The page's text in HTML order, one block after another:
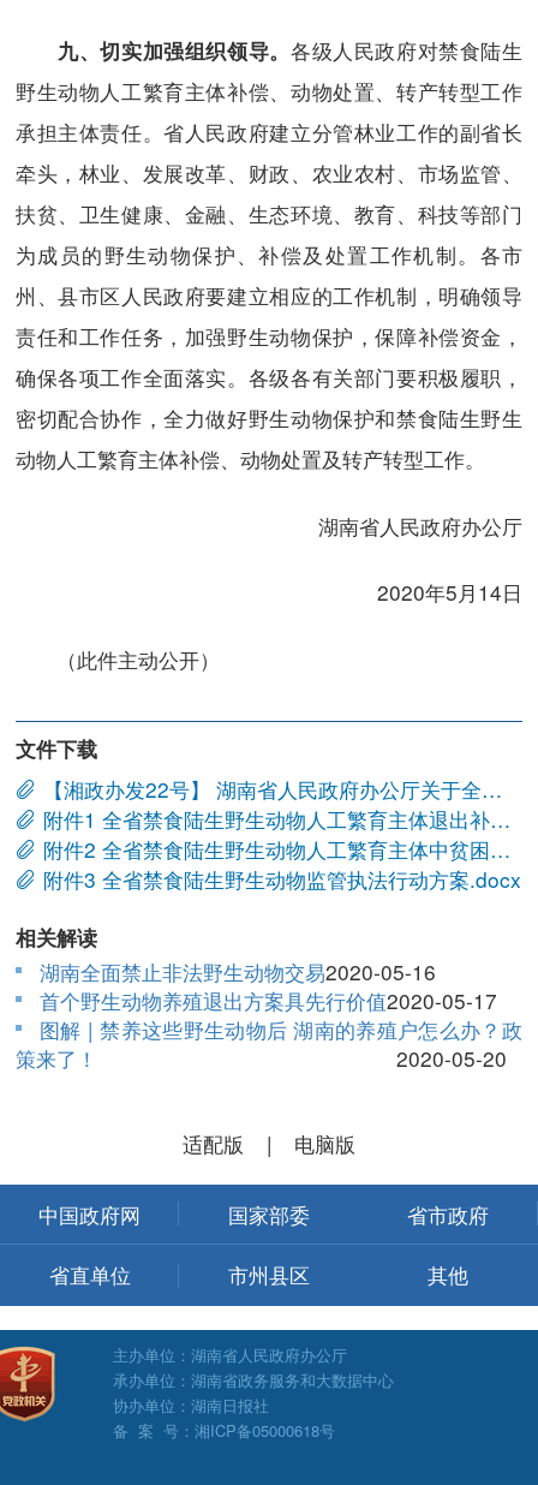
九、切实加强组织领导。 各级人民政府对禁食陆生
野生动物人工繁育主体补偿、动物处置、转产转型工作
承担主体责任。省人民政府建立分管林业工作的副省长
牵头，林业、发展改革、财政、农业农村、市场监管、
扶贫、卫生健康、金融、生态环境、教育、科技等部门
为成员的野生动物保护、补偿及处置工作机制。各市
州、县市区人民政府要建立相应的工作机制，明确领导
责任和工作任务，加强野生动物保护，保障补偿资金，
确保各项工作全面落实。各级各有关部门要积极履职，
密切配合协作，全力做好野生动物保护和禁食陆生野生
动物人工繁育主体补偿、动物处置及转产转型工作。
湖南省人民政府办公厅
2020年5月14日
（此件主动公开）
文件下载
【湘政办发22号】 湖南省人民政府办公厅关于全面禁止非法野生动物交易、革除滥食野生动物陋习、切实保障人民群众生命健康安全的意见.doc
附件1 全省禁食陆生野生动物人工繁育主体退出补偿及动物处置方案.docx
附件2 全省禁食陆生野生动物人工繁育主体中贫困户和边缘户精准帮扶工作方案.docx
附件3 全省禁食陆生野生动物监管执法行动方案.docx
相关解读
湖南全面禁止非法野生动物交易2020-05-16
首个野生动物养殖退出方案具先行价值2020-05-17
图解 | 禁养这些野生动物后 湖南的养殖户怎么办？政
策来了！
2020-05-20
适配版 | 电脑版
中国政府网 国家部委 省市政府
省直单位 市州县区 其他
主办单位：湖南省人民政府办公厅
承办单位：湖南省政务服务和大数据中心
协办单位：湖南日报社
备 案 号：湘ICP备05000618号